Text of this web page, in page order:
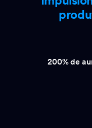
200% de